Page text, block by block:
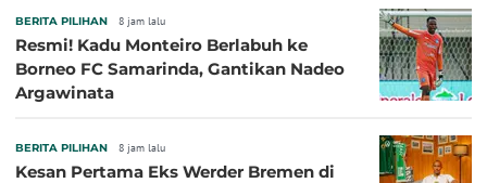
BERITA PILIHAN 8 jam lalu
Resmi! Kadu Monteiro Berlabuh ke
Borneo FC Samarinda, Gantikan Nadeo
Argawinata
BERITA PILIHAN 8 jam lalu
Kesan Pertama Eks Werder Bremen di